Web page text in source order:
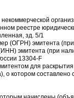
реестре
зд. 5/1
(ОГРН) эмитента
эмитента (при
13304-F
для
о котором